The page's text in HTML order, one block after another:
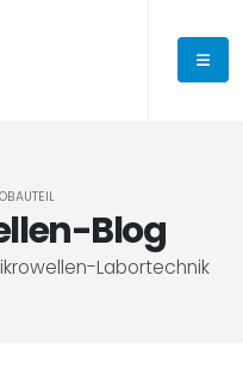
Blog
Labortechnik